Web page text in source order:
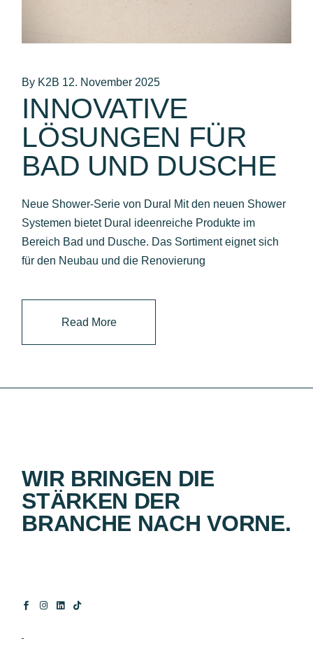
By K2B 12. November 2025
INNOVATIVE
LÖSUNGEN FÜR
BAD UND DUSCHE
Neue Shower-Serie von Dural Mit den neuen Shower
Systemen bietet Dural ideenreiche Produkte im
Bereich Bad und Dusche. Das Sortiment eignet sich
für den Neubau und die Renovierung
Read More
WIR BRINGEN DIE
STÄRKEN DER
BRANCHE NACH VORNE.